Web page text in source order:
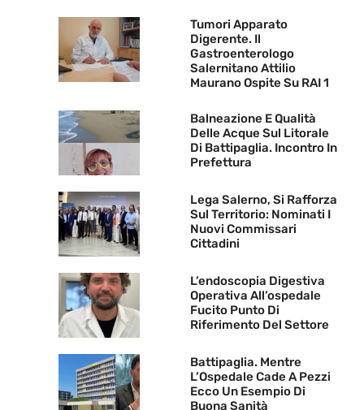
Tumori Apparato
Digerente. Il
Gastroenterologo
Salernitano Attilio
Maurano Ospite Su RAI 1
Balneazione E Qualità
Delle Acque Sul Litorale
Di Battipaglia. Incontro In
Prefettura
Lega Salerno, Si Rafforza
Sul Territorio: Nominati I
Nuovi Commissari
Cittadini
L’endoscopia Digestiva
Operativa All’ospedale
Fucito Punto Di
Riferimento Del Settore
Battipaglia. Mentre
L’Ospedale Cade A Pezzi
Ecco Un Esempio Di
Buona Sanità